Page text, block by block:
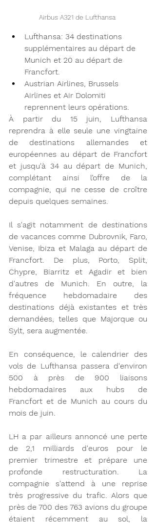
Airbus A321 de Lufthansa
Lufthansa: 34 destinations
supplémentaires au départ de
Munich et 20 au départ de
Francfort.
Austrian Airlines, Brussels
Airlines et Air Dolomiti
reprennent leurs opérations.
À partir du 15 juin, Lufthansa
reprendra à elle seule une vingtaine
de destinations allemandes et
européennes au départ de Francfort
et jusqu'à 34 au départ de Munich,
complétant ainsi l’offre de la
compagnie, qui ne cesse de croître
depuis quelques semaines.
Il s'agit notamment de destinations
de vacances comme Dubrovnik, Faro,
Venise, Ibiza et Malaga au départ de
Francfort. De plus, Porto, Split,
Chypre, Biarritz et Agadir et bien
d'autres de Munich. En outre, la
fréquence hebdomadaire des
destinations déjà existantes et très
demandées, telles que Majorque ou
Sylt, sera augmentée.
En conséquence, le calendrier des
vols de Lufthansa passera d'environ
500 à près de 900 liaisons
hebdomadaires aux hubs de
Francfort et de Munich au cours du
mois de juin.
LH a par ailleurs annoncé une perte
de 2,1 milliards d'euros pour le
premier trimestre et prépare une
profonde restructuration. La
compagnie s'attend à une reprise
très progressive du trafic. Alors que
près de 700 des 763 avions du groupe
étaient récemment au sol, la